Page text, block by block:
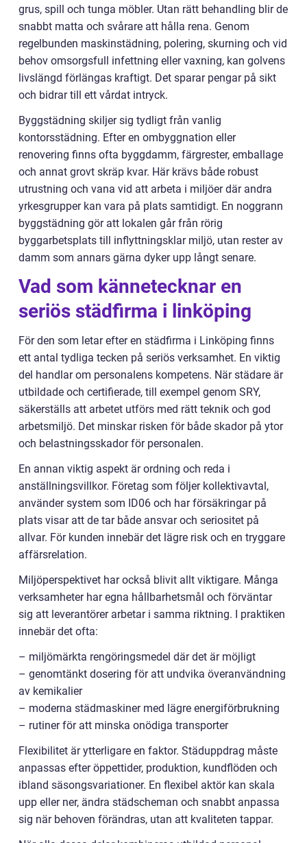
grus, spill och tunga möbler. Utan rätt behandling blir de
snabbt matta och svårare att hålla rena. Genom
regelbunden maskinstädning, polering, skurning och vid
behov omsorgsfull infettning eller vaxning, kan golvens
livslängd förlängas kraftigt. Det sparar pengar på sikt
och bidrar till ett vårdat intryck.
Byggstädning skiljer sig tydligt från vanlig
kontorsstädning. Efter en ombyggnation eller
renovering finns ofta byggdamm, färgrester, emballage
och annat grovt skräp kvar. Här krävs både robust
utrustning och vana vid att arbeta i miljöer där andra
yrkesgrupper kan vara på plats samtidigt. En noggrann
byggstädning gör att lokalen går från rörig
byggarbetsplats till inflyttningsklar miljö, utan rester av
damm som annars gärna dyker upp långt senare.
Vad som kännetecknar en
seriös städfirma i linköping
För den som letar efter en städfirma i Linköping finns
ett antal tydliga tecken på seriös verksamhet. En viktig
del handlar om personalens kompetens. När städare är
utbildade och certifierade, till exempel genom SRY,
säkerställs att arbetet utförs med rätt teknik och god
arbetsmiljö. Det minskar risken för både skador på ytor
och belastningsskador för personalen.
En annan viktig aspekt är ordning och reda i
anställningsvillkor. Företag som följer kollektivavtal,
använder system som ID06 och har försäkringar på
plats visar att de tar både ansvar och seriositet på
allvar. För kunden innebär det lägre risk och en tryggare
affärsrelation.
Miljöperspektivet har också blivit allt viktigare. Många
verksamheter har egna hållbarhetsmål och förväntar
sig att leverantörer arbetar i samma riktning. I praktiken
innebär det ofta:
– miljömärkta rengöringsmedel där det är möjligt
– genomtänkt dosering för att undvika överanvändning
av kemikalier
– moderna städmaskiner med lägre energiförbrukning
– rutiner för att minska onödiga transporter
Flexibilitet är ytterligare en faktor. Städuppdrag måste
anpassas efter öppettider, produktion, kundflöden och
ibland säsongsvariationer. En flexibel aktör kan skala
upp eller ner, ändra städscheman och snabbt anpassa
sig när behoven förändras, utan att kvaliteten tappar.